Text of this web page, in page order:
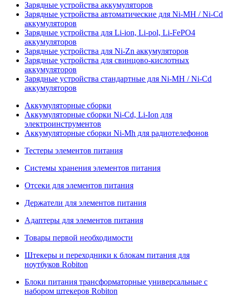
Зарядные устройства аккумуляторов
Зарядные устройства автоматические для Ni-MH / Ni-Cd
аккумуляторов
Зарядные устройства для Li-ion, Li-pol, Li-FePO4
аккумуляторов
Зарядные устройства для Ni-Zn аккумуляторов
Зарядные устройства для свинцово-кислотных
аккумуляторов
Зарядные устройства стандартные для Ni-MH / Ni-Cd
аккумуляторов
Аккумуляторные сборки
Аккумуляторные сборки Ni-Cd, Li-Ion для
электроинструментов
Аккумуляторные сборки Ni-Mh для радиотелефонов
Тестеры элементов питания
Системы хранения элементов питания
Отсеки для элементов питания
Держатели для элементов питания
Адаптеры для элементов питания
Товары первой необходимости
Штекеры и переходники к блокам питания для
ноутбуков Robiton
Блоки питания трансформаторные универсальные с
набором штекеров Robiton